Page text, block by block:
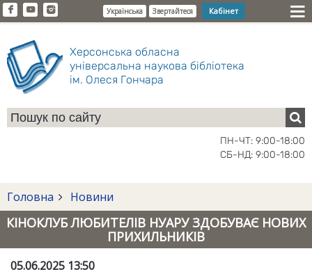
Українська Звертайтеся Кабінет
Херсонська обласна
універсальна наукова бібліотека
ім. Олеся Гончара
ПН-ЧТ: 9:00-18:00
СБ-НД: 9:00-18:00
Головна Новини
КІНОКЛУБ ЛЮБИТЕЛІВ НУАРУ ЗДОБУВАЄ НОВИХ
ПРИХИЛЬНИКІВ
05.06.2025 13:50